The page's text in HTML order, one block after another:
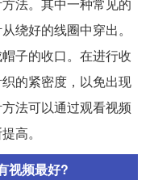
绕好的线圈中穿出。
子的收口。在进行收
的紧密度，以免出现
法可以通过观看视频
高。
视频最好?